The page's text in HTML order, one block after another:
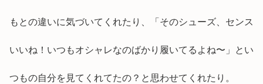
もとの違いに気づいてくれたり、「そのシューズ、センス
いいね！いつもオシャレなのばかり履いてるよね〜」とい
つもの自分を見てくれてたの？と思わせてくれたり。